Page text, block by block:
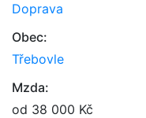
Doprava
Obec:
Třebovle
Mzda:
od 38 000 Kč